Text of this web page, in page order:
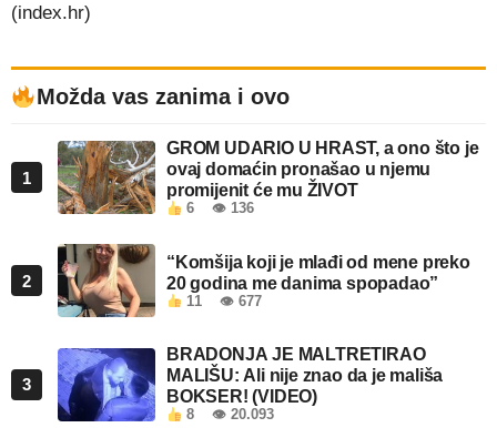
(index.hr)
Možda vas zanima i ovo
1
GROM UDARIO U HRAST, a ono što je
ovaj domaćin pronašao u njemu
promijenit će mu ŽIVOT
6 👁 136
2
“Komšija koji je mlađi od mene preko
20 godina me danima spopadao”
11 👁 677
3
BRADONJA JE MALTRETIRAO
MALIŠU: Ali nije znao da je mališa
BOKSER! (VIDEO)
8 👁 20.093